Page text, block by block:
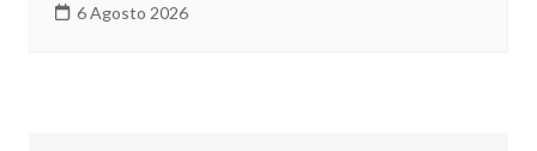
6 Agosto 2026